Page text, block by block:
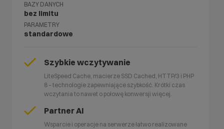
BAZY DANYCH
bez limitu
PARAMETRY
standardowe
Szybkie wczytywanie
LiteSpeed Cache, macierze SSD Cached, HTTP/3 i PHP
8 – technologie zapewniające szybkość. Krótki czas
wczytania to nawet o połowę konwersji więcej.
Partner AI
Wsparcie i operacje na serwerze łatwo realizowane